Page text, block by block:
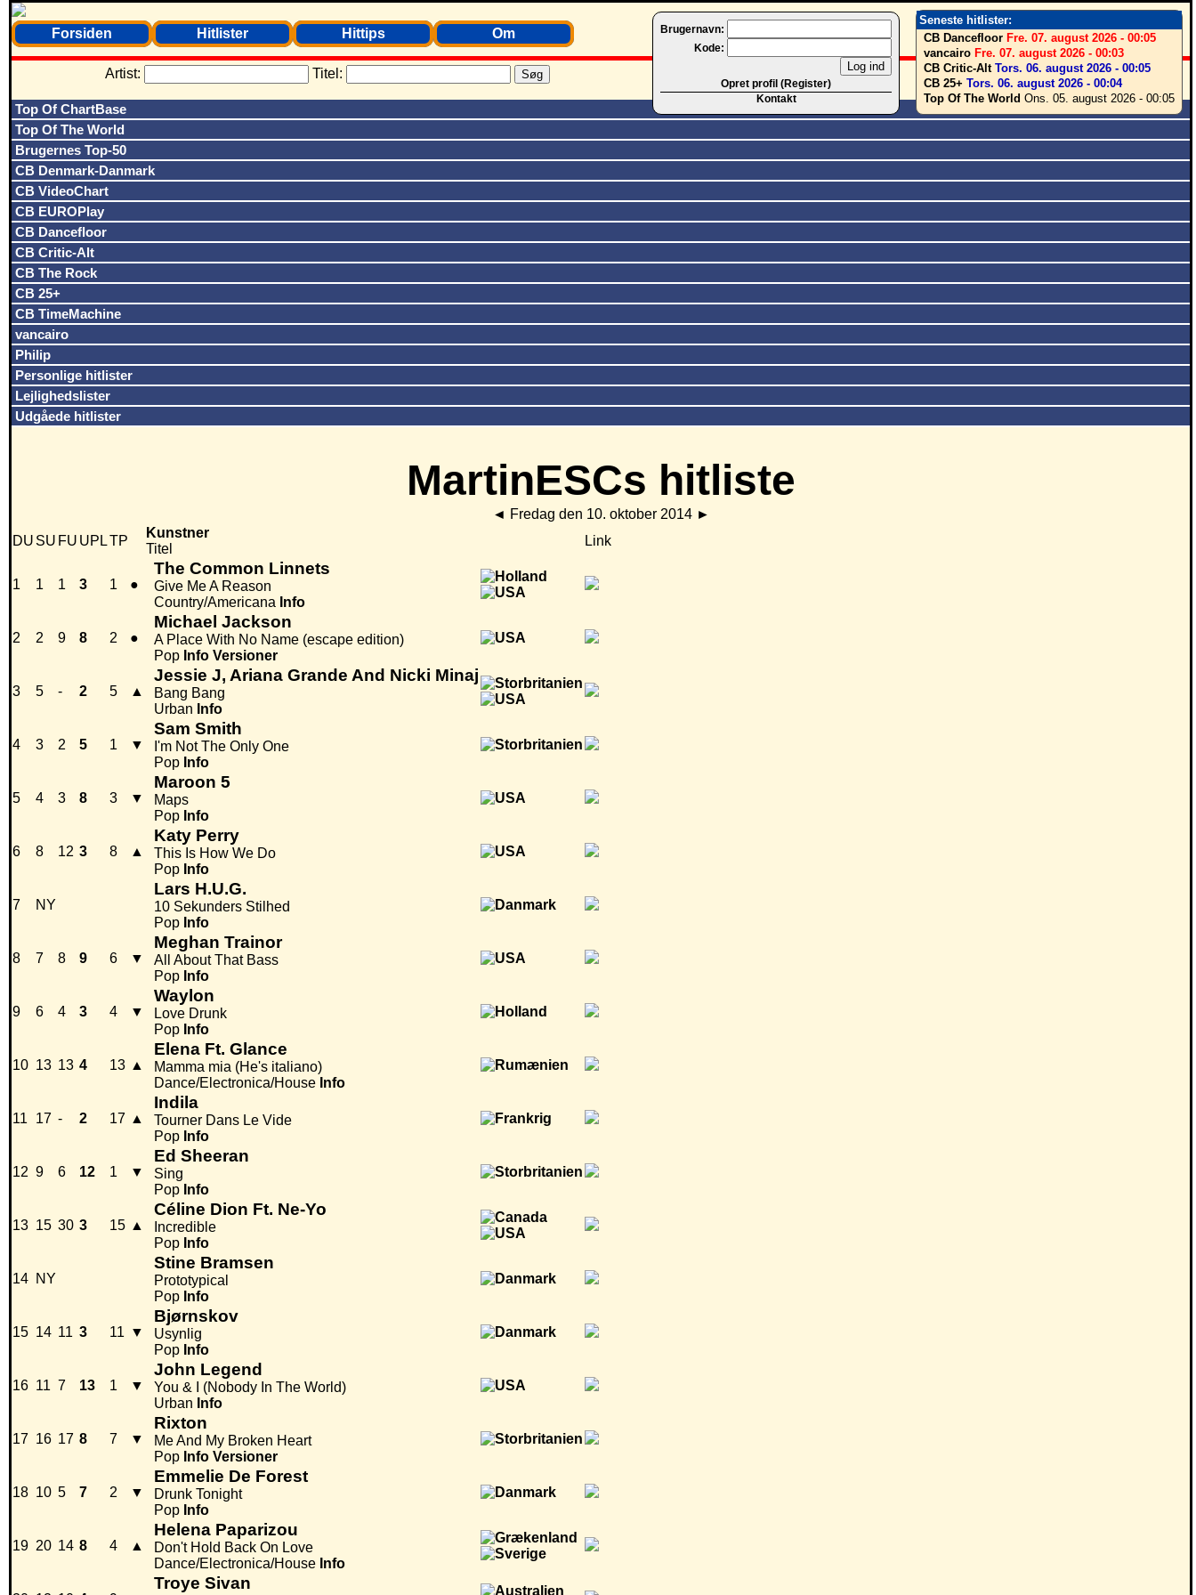
Seneste hitlister:
CB Dancefloor Fre. 07. august 2026 - 00:05
vancairo Fre. 07. august 2026 - 00:03
CB Critic-Alt Tors. 06. august 2026 - 00:05
CB 25+ Tors. 06. august 2026 - 00:04
Top Of The World Ons. 05. august 2026 - 00:05
Brugernavn:
Kode:
Opret profil (Register)
Kontakt
Forsiden Hitlister Hittips Om
Artist: Titel:
Top Of ChartBase
Top Of The World
Brugernes Top-50
CB Denmark-Danmark
CB VideoChart
CB EUROPlay
CB Dancefloor
CB Critic-Alt
CB The Rock
CB 25+
CB TimeMachine
vancairo
Philip
Personlige hitlister
Lejlighedslister
Udgåede hitlister
MartinESCs hitliste
◄ Fredag den 10. oktober 2014 ►
DU SU FU UPLTP
Kunstner
Titel
Link
1 1 1 3 1 ●
The Common Linnets
Give Me A Reason
Country/Americana Info
2 2 9 8 2 ●
Michael Jackson
A Place With No Name (escape edition)
Pop Info Versioner
3 5 - 2 5 ▲
Jessie J, Ariana Grande And Nicki Minaj
Bang Bang
Urban Info
4 3 2 5 1 ▼
Sam Smith
I'm Not The Only One
Pop Info
5 4 3 8 3 ▼
Maroon 5
Maps
Pop Info
6 8 12 3 8 ▲
Katy Perry
This Is How We Do
Pop Info
7 NY
Lars H.U.G.
10 Sekunders Stilhed
Pop Info
8 7 8 9 6 ▼
Meghan Trainor
All About That Bass
Pop Info
9 6 4 3 4 ▼
Waylon
Love Drunk
Pop Info
10 13 13 4 13 ▲
Elena Ft. Glance
Mamma mia (He's italiano)
Dance/Electronica/House Info
11 17 - 2 17 ▲
Indila
Tourner Dans Le Vide
Pop Info
12 9 6 12 1 ▼
Ed Sheeran
Sing
Pop Info
13 15 30 3 15 ▲
Céline Dion Ft. Ne-Yo
Incredible
Pop Info
14 NY
Stine Bramsen
Prototypical
Pop Info
15 14 11 3 11 ▼
Bjørnskov
Usynlig
Pop Info
16 11 7 13 1 ▼
John Legend
You & I (Nobody In The World)
Urban Info
17 16 17 8 7 ▼
Rixton
Me And My Broken Heart
Pop Info Versioner
18 10 5 7 2 ▼
Emmelie De Forest
Drunk Tonight
Pop Info
19 20 14 8 4 ▲
Helena Paparizou
Don't Hold Back On Love
Dance/Electronica/House Info
Troye Sivan